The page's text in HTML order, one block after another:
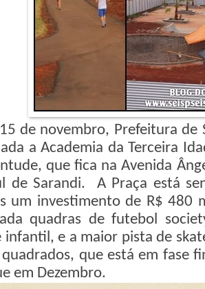
de novembro, Prefeitura de
a Academia da Terceira
que fica na Avenida
de Sarandi. A Praça está
um investimento de R$ 480
quadras de futebol
infantil, e a maior pista de
que está em fase
em Dezembro.